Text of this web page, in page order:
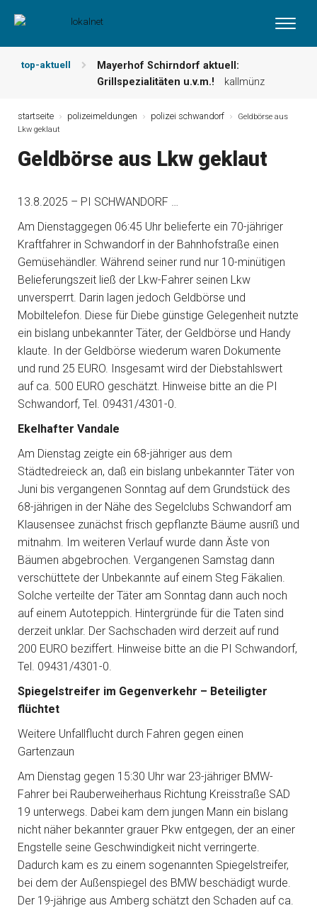
top-aktuell
Mayerhof Schirndorf aktuell:
Grillspezialitäten u.v.m.!
kallmünz
und mehr …
burglengenfeld
leserbriefe
Angebot … maxhütte-haidhof
Region!
angebote vor ort | anzeige
Metzgerei Hummel: Aktuelles
Wochenangebot! maxhütte-haidhof
startseite polizeimeldungen polizei schwandorf
Geldbörse aus
Lkw geklaut
Geldbörse aus Lkw geklaut
13.8.2025 – PI SCHWANDORF …
Am Dienstaggegen 06:45 Uhr belieferte ein 70-jähriger
Kraftfahrer in Schwandorf in der Bahnhofstraße einen
Gemüsehändler. Während seiner rund nur 10-minütigen
Belieferungszeit ließ der Lkw-Fahrer seinen Lkw
unversperrt. Darin lagen jedoch Geldbörse und
Mobiltelefon. Diese für Diebe günstige Gelegenheit nutzte
ein bislang unbekannter Täter, der Geldbörse und Handy
klaute. In der Geldbörse wiederum waren Dokumente
und rund 25 EURO. Insgesamt wird der Diebstahlswert
auf ca. 500 EURO geschätzt. Hinweise bitte an die PI
Schwandorf, Tel. 09431/4301-0.
Ekelhafter Vandale
Am Dienstag zeigte ein 68-jähriger aus dem
Städtedreieck an, daß ein bislang unbekannter Täter von
Juni bis vergangenen Sonntag auf dem Grundstück des
68-jährigen in der Nähe des Segelclubs Schwandorf am
Klausensee zunächst frisch gepflanzte Bäume ausriß und
mitnahm. Im weiteren Verlauf wurde dann Äste von
Bäumen abgebrochen. Vergangenen Samstag dann
verschüttete der Unbekannte auf einem Steg Fäkalien.
Solche verteilte der Täter am Sonntag dann auch noch
auf einem Autoteppich. Hintergründe für die Taten sind
derzeit unklar. Der Sachschaden wird derzeit auf rund
200 EURO beziffert. Hinweise bitte an die PI Schwandorf,
Tel. 09431/4301-0.
Spiegelstreifer im Gegenverkehr – Beteiligter
flüchtet
Weitere Unfallflucht durch Fahren gegen einen
Gartenzaun
Am Dienstag gegen 15:30 Uhr war 23-jähriger BMW-
Fahrer bei Rauberweiherhaus Richtung Kreisstraße SAD
19 unterwegs. Dabei kam dem jungen Mann ein bislang
nicht näher bekannter grauer Pkw entgegen, der an einer
Engstelle seine Geschwindigkeit nicht verringerte.
Dadurch kam es zu einem sogenannten Spiegelstreifer,
bei dem der Außenspiegel des BMW beschädigt wurde.
Der 19-jährige aus Amberg schätzt den Schaden auf ca.